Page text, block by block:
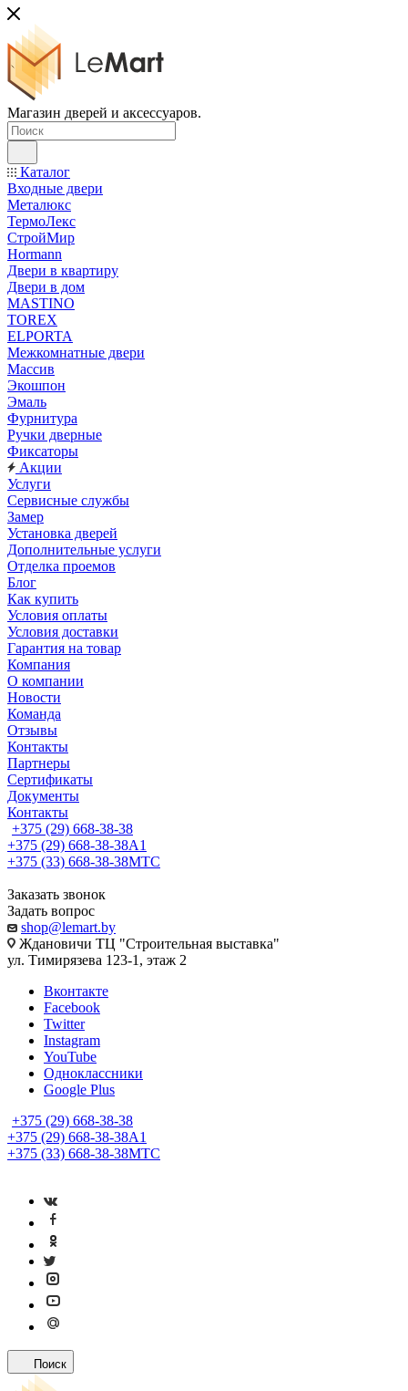
Магазин дверей и аксессуаров.
Каталог
Входные двери
Металюкс
ТермоЛекс
СтройМир
Hormann
Двери в квартиру
Двери в дом
MASTINO
TOREX
ELPORTA
Межкомнатные двери
Массив
Экошпон
Эмаль
Фурнитура
Ручки дверные
Фиксаторы
Акции
Услуги
Сервисные службы
Замер
Установка дверей
Дополнительные услуги
Отделка проемов
Блог
Как купить
Условия оплаты
Условия доставки
Гарантия на товар
Компания
О компании
Новости
Команда
Отзывы
Контакты
Партнеры
Сертификаты
Документы
Контакты
+375 (29) 668-38-38
+375 (29) 668-38-38A1
+375 (33) 668-38-38МТС
Заказать звонок
Задать вопрос
shop@lemart.by
Ждановичи ТЦ "Строительная выставка"
ул. Тимирязева 123-1, этаж 2
Вконтакте
Facebook
Twitter
Instagram
YouTube
Одноклассники
Google Plus
+375 (29) 668-38-38
+375 (29) 668-38-38A1
+375 (33) 668-38-38МТС
Поиск